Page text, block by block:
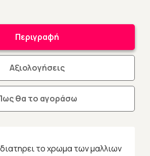
Περιγραφή
Αξιολογήσεις
θα το αγοράσω
διατηρει το χρωμα των μαλλιων